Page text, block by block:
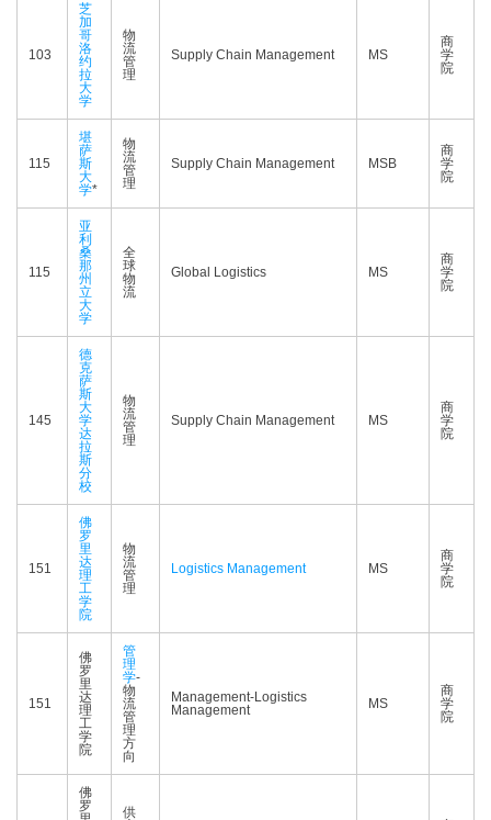
103
芝
加
哥
洛
约
拉
大
学
物
流
管
理
Supply Chain Management MS
商
学
院
115
堪
萨
斯
大
学*
物
流
管
理
Supply Chain Management MSB
商
学
院
115
亚
利
桑
那
州
立
大
学
全
球
物
流
Global Logistics MS
商
学
院
145
德
克
萨
斯
大
学
达
拉
斯
分
校
物
流
管
理
Supply Chain Management MS
商
学
院
151
佛
罗
里
达
理
工
学
院
物
流
管
理
Logistics Management MS
商
学
院
151
佛
罗
里
达
理
工
学
院
管
理
学-
物
流
管
理
方
向
Management-Logistics
Management
MS
商
学
院
佛
罗
供